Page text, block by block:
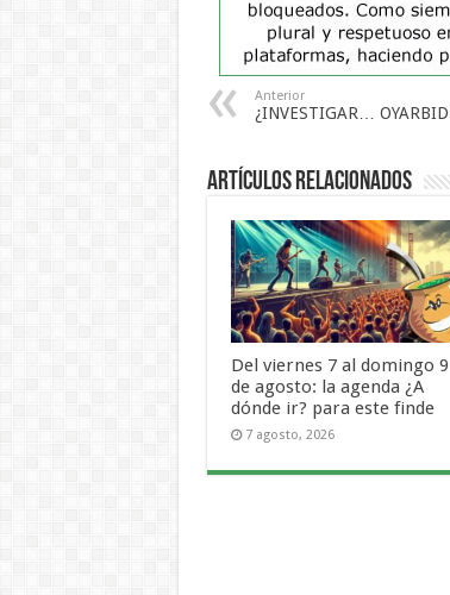
Anterior
¿INVESTIGAR…
Artículos Relacionados
Del viernes 7 al domingo 9
de agosto: la agenda ¿A
dónde ir? para este finde
7 agosto, 2026